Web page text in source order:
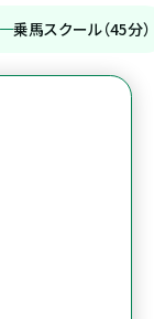
乗馬スクール（45分）